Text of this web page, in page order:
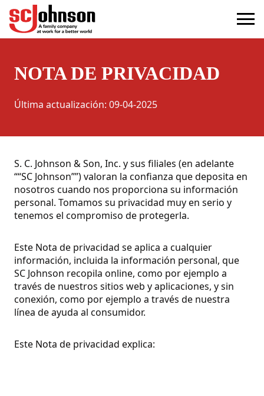
(Opens in a new tab)
NOTA DE PRIVACIDAD
Última actualización: 09-04-2025
S. C. Johnson & Son, Inc. y sus filiales (en adelante
““SC Johnson””) valoran la confianza que deposita en
nosotros cuando nos proporciona su información
personal. Tomamos su privacidad muy en serio y
tenemos el compromiso de protegerla.
Este Nota de privacidad se aplica a cualquier
información, incluida la información personal, que
SC Johnson recopila online, como por ejemplo a
través de nuestros sitios web y aplicaciones, y sin
conexión, como por ejemplo a través de nuestra
línea de ayuda al consumidor.
Este Nota de privacidad explica: